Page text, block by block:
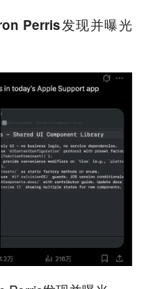
Perris发现并曝光